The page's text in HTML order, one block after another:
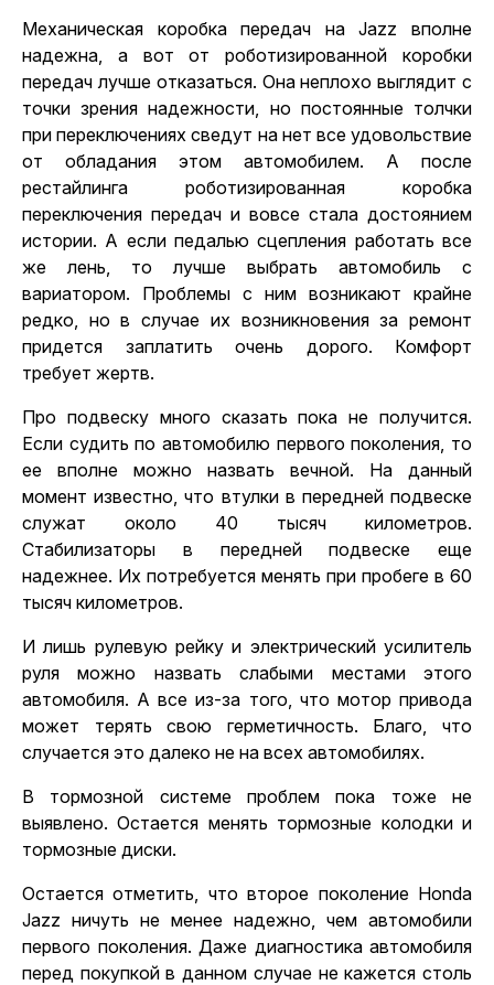
Механическая коробка передач на Jazz вполне
надежна, а вот от роботизированной коробки
передач лучше отказаться. Она неплохо выглядит с
точки зрения надежности, но постоянные толчки
при переключениях сведут на нет все удовольствие
от обладания этом автомобилем. А после
рестайлинга роботизированная коробка
переключения передач и вовсе стала достоянием
истории. А если педалью сцепления работать все
же лень, толучше выбрать автомобиль с
вариатором. Проблемы с ним возникают крайне
редко, но в случае их возникновения за ремонт
придется заплатить очень дорого. Комфорт
требует жертв.
Про подвеску много сказать пока не получится.
Если судить по автомобилю первого поколения, то
ее вполне можно назвать вечной. На данный
момент известно, что втулки в передней подвеске
служат около 40 тысяч километров.
Стабилизаторы в передней подвеске еще
надежнее. Их потребуется менять при пробеге в 60
тысяч километров.
И лишь рулевую рейку и электрический усилитель
руля можно назвать слабыми местами этого
автомобиля. А все из-за того, что мотор привода
может терять свою герметичность. Благо, что
случается это далеко не на всех автомобилях.
В тормозной системе проблем пока тоже не
выявлено. Остается менять тормозные колодки и
тормозные диски.
Остается отметить, что второе поколение Honda
Jazz ничуть не менее надежно, чем автомобили
первого поколения. Даже диагностика автомобиля
перед покупкойв данном случае не кажется столь